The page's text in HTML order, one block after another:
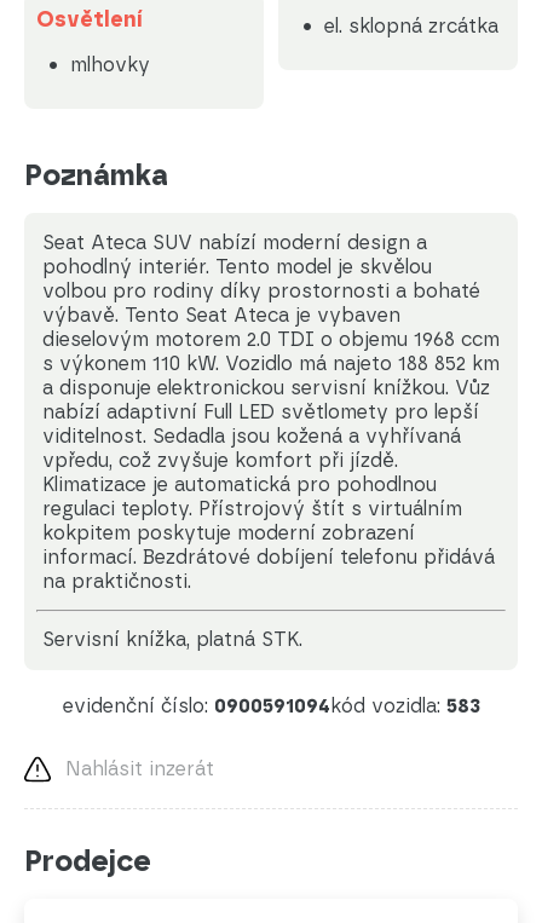
Osvětlení
mlhovky
el. sklopná zrcátka
Poznámka
Seat Ateca SUV nabízí moderní design a
pohodlný interiér. Tento model je skvělou
volbou pro rodiny díky prostornosti a bohaté
výbavě. Tento Seat Ateca je vybaven
dieselovým motorem 2.0 TDI o objemu 1968 ccm
s výkonem 110 kW. Vozidlo má najeto 188 852 km
a disponuje elektronickou servisní knížkou. Vůz
nabízí adaptivní Full LED světlomety pro lepší
viditelnost. Sedadla jsou kožená a vyhřívaná
vpředu, což zvyšuje komfort při jízdě.
Klimatizace je automatická pro pohodlnou
regulaci teploty. Přístrojový štít s virtuálním
kokpitem poskytuje moderní zobrazení
informací. Bezdrátové dobíjení telefonu přidává
na praktičnosti.
servisní knížka, platná STK.
evidenční číslo: 0900591094 kód vozidla: 583
Nahlásit inzerát
Prodejce